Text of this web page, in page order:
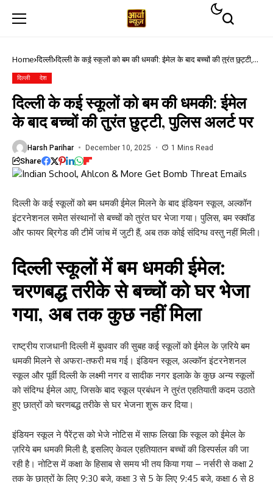
Home दिल्ली दिल्ली के कई स्कूलों को बम की धमकी: ईमेल के बाद बच्चों की तुरंत छुट्टी,
दिल्ली देश
दिल्ली के कई स्कूलों को बम की धमकी: ईमेल
के बाद बच्चों की तुरंत छुट्टी, पुलिस अलर्ट पर
Harsh Parihar December 10, 2025 1 Mins Read
Share
दिल्ली के कई स्कूलों को बम धमकी ईमेल मिलने के बाद इंडियन स्कूल, अल्कॉन
इंटरनेशनल समेत संस्थानों से बच्चों को तुरंत घर भेजा गया। पुलिस, बम स्क्वॉड
और फायर ब्रिगेड की टीमें जांच में जुटी हैं, अब तक कोई संदिग्ध वस्तु नहीं मिली।
दिल्ली स्कूलों में बम धमकी ईमेल:
चरणबद्ध तरीके से बच्चों को घर भेजा
गया, अब तक कुछ नहीं मिला
राष्ट्रीय राजधानी दिल्ली में बुधवार की सुबह कई स्कूलों को ईमेल के ज़रिये बम
धमकी मिलने से अफरा-तफरी मच गई। इंडियन स्कूल, अल्कॉन इंटरनेशनल
स्कूल और पूर्वी दिल्ली के लक्ष्मी नगर व सादीक नगर इलाके के कुछ अन्य स्कूलों
को संदिग्ध ईमेल आए, जिसके बाद स्कूल प्रबंधन ने तुरंत एहतियाती कदम उठाते
हुए छात्रों को चरणबद्ध तरीके से घर भेजना शुरू कर दिया।
इंडियन स्कूल ने पैरेंट्स को भेजे नोटिस में साफ लिखा कि स्कूल को ईमेल के
ज़रिये बम धमकी मिली है, इसलिए केवल एहतियातन बच्चों की डिस्पर्सल की जा
रही है। नोटिस में कक्षा के हिसाब से समय भी तय किया गया – नर्सरी से कक्षा 2
तक के छात्रों के लिए 9:30 बजे, कक्षा 3 से 5 के लिए 9:45 बजे, कक्षा 6 से 8